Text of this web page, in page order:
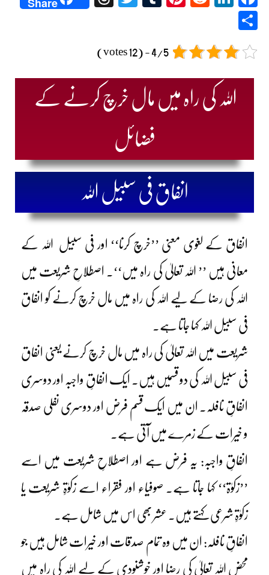
4/5 - (12 votes)
اللہ کی راہ میں مال خرچ کرنے کے
فضائل
انفاق فی سبیل اللہ
انفاق کے لغوی معنی ’’خرچ کرنا‘‘ اور فی سبیل اللہ کے
معانی ہیں ’’ اللہ تعالیٰ کی راہ میں‘‘۔ اصطلاحِ شریعت میں
اللہ کی رضا کے لیے اللہ کی راہ میں مال خرچ کرنے کو انفاق
فی سبیل اللہ کہا جاتا ہے۔
شریعت میں اللہ تعالیٰ کی راہ میں مال خرچ کرنے یعنی انفاق
فی سبیل اللہ کی دو قسمیں ہیں۔ ایک انفاقِ واجبہ اور دوسری
انفاقِ نافلہ۔ ان میں ایک قسم فرض اور دوسری نفلی صدقہ
و خیرات کے زمرے میں آتی ہے۔
انفاقِ واجبہ: یہ فرض ہے اور اصطلاحِ شریعت میں اسے
’’زکوٰۃ‘‘ کہا جاتا ہے۔ صوفیاء اور فقراء اسے زکوٰۃِ شریعت یا
زکوٰۃِ شرعی کہتے ہیں۔ عشر بھی اس میں شامل ہے۔
انفاقِ نافلہ: ان میں وہ تمام صدقات اور خیرات شامل ہیں جو
محض اللہ تعالیٰ کی رضا اور خوشنودی کے لیے اللہ کی راہ میں